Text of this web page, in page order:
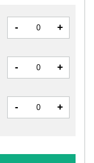
- +
- +
- +